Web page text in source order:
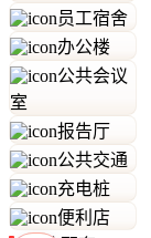
员工宿舍
办公楼
公共会议
室
报告厅
公共交通
充电桩
便利店